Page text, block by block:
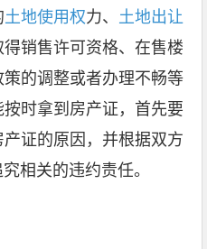
土地使用权力、 土地出让
销售许可资格、在售楼
的调整或者办理不畅等
时拿到房产证，首先要
证的原因，并根据双方
相关的违约责任。